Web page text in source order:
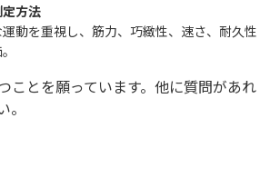
方法
運動を重視し、筋力、巧緻性、速さ、耐久性
ことを願っています。他に質問があれ